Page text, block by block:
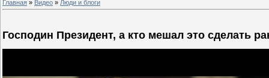
Главная » Видео » Люди и блоги
Господин Президент, а кто мешал это сделать